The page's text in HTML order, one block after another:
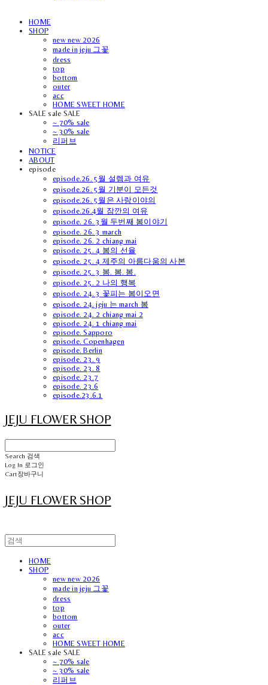
HOME
SHOP
new new 2026
made in jeju 그꽃
dress
top
bottom
outer
acc
HOME SWEET HOME
SALE sale SALE
~ 70% sale
~ 30% sale
리퍼브
NOTICE
ABOUT
episode
episode.26. 5월 설렘과 여유
episode.26. 5월 기분이 모든것
episode.26. 5월은 사랑이야의
episode.26.4월 잠깐의 여유
episode. 26. 3월 두번째 봄이야기
episode. 26. 3 march
episode. 26. 2 chiang mai
episode. 25. 4 봄의 선율
episode. 25. 4 제주의 아름다움의 사본
episode. 25. 3 봄. 봄. 봄.
episode. 25. 2 나의 행복
episode. 24. 3 꽃피는 봄이오면
episode. 24. jeju 는 march 봄
episode. 24. 2 chiang mai 2
episode. 24. 1 chiang mai
episode. Sapporo
episode. Copenhagen
episode. Berlin
episode. 23. 9
episode. 23. 8
episode. 23.7
episode. 23.6
episode.23.6.1
JEJU FLOWER SHOP
Search 검색
Log In 로그인
Cart장바구니
JEJU FLOWER SHOP
HOME
SHOP
new new 2026
made in jeju 그꽃
dress
top
bottom
outer
acc
HOME SWEET HOME
SALE sale SALE
~ 70% sale
~ 30% sale
리퍼브